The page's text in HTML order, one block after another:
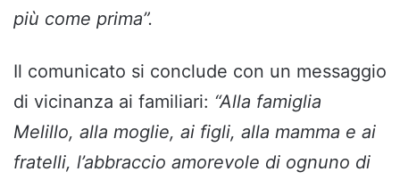
più come prima”.
Il comunicato si conclude con un messaggio
di vicinanza ai familiari: “Alla famiglia
Melillo, alla moglie, ai figli, alla mamma e ai
fratelli, l’abbraccio amorevole di ognuno di